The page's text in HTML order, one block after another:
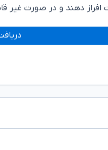
دهند و در صورت غیر